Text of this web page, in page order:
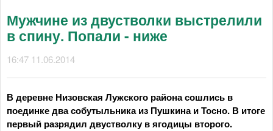
Мужчине из двустволки выстрелили
в спину. Попали - ниже
16:47 11.06.2014
В деревне Низовская Лужского района сошлись в
поединке два собутыльника из Пушкина и Тосно. В итоге
первый разрядил двустволку в ягодицы второго.